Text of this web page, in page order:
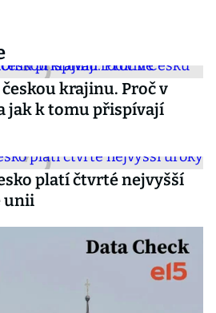
krajinu. Proč v
jak k tomu přispívají
platí čtvrté nejvyšší
unii